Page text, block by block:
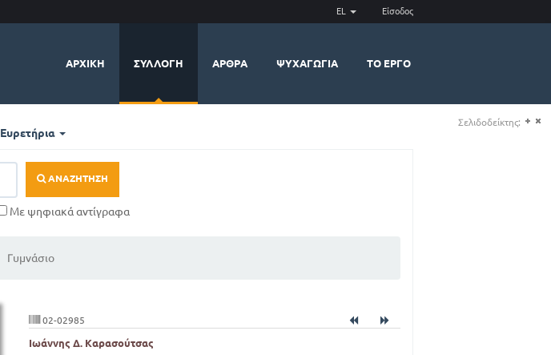
EL Είσοδος
ΑΡΧΙΚΉ ΣΥΛΛΟΓΉ ΆΡΘΡΑ ΨΥΧΑΓΩΓΊΑ ΤΟ ΈΡΓΟ
Ευρετήρια
ΑΝΑΖΉΤΗΣΗ
Με ψηφιακά αντίγραφα
Γυμνάσιο
02-02985
Ιωάννης Δ. Καρασούτσας
Σελιδοδείκτης: